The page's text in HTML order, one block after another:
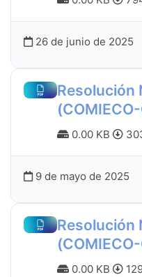
26 de junio de 2025
Resolución
0.00 KB
9 de mayo de 2025
Resolución
0.00 KB